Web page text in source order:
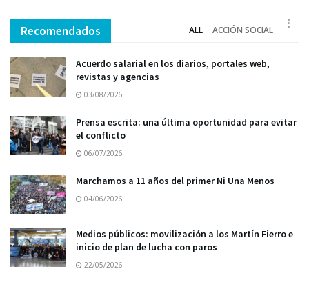
Recomendados ALL ACCIÓN SOCIAL
Acuerdo salarial en los diarios, portales web,
revistas y agencias
03/08/2026
Prensa escrita: una última oportunidad para evitar
el conflicto
06/07/2026
Marchamos a 11 años del primer Ni Una Menos
04/06/2026
Medios públicos: movilización a los Martín Fierro e
inicio de plan de lucha con paros
22/05/2026